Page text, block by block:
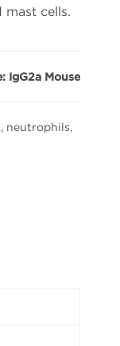
mast cells.
IgG2a Mouse
neutrophils,